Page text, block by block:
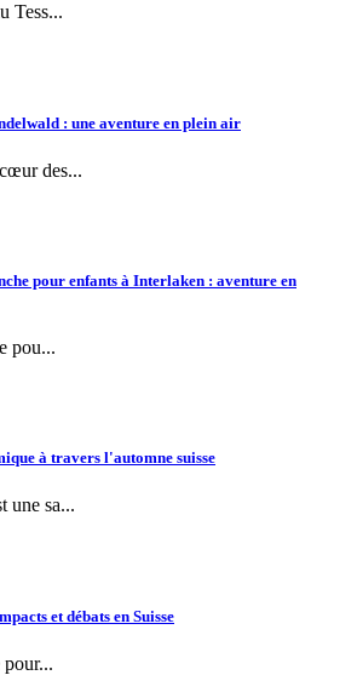
Tess...
: une aventure en plein air
des...
pour enfants à Interlaken : aventure en
pou...
à travers l'automne suisse
une sa...
et débats en Suisse
pour...